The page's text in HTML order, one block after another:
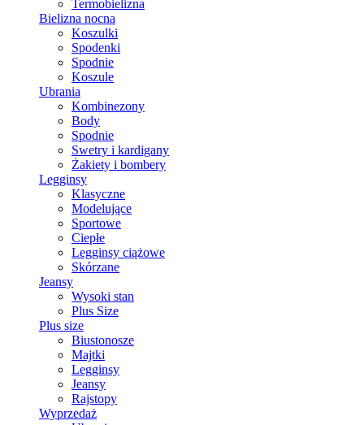
Termobielizna
Bielizna nocna
Koszulki
Spodenki
Spodnie
Koszule
Ubrania
Kombinezony
Body
Spodnie
Swetry i kardigany
Żakiety i bombery
Legginsy
Klasyczne
Modelujące
Sportowe
Ciepłe
Legginsy ciążowe
Skórzane
Jeansy
Wysoki stan
Plus Size
Plus size
Biustonosze
Majtki
Legginsy
Jeansy
Rajstopy
Wyprzedaż